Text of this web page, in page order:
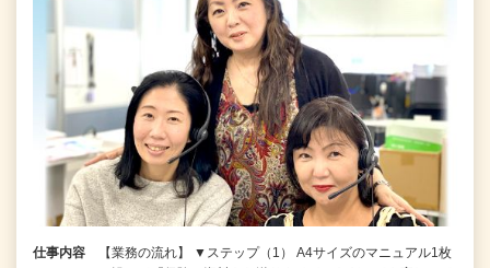
仕事内容
【業務の流れ】 ▼ステップ（1） A4サイズのマニュアル1枚